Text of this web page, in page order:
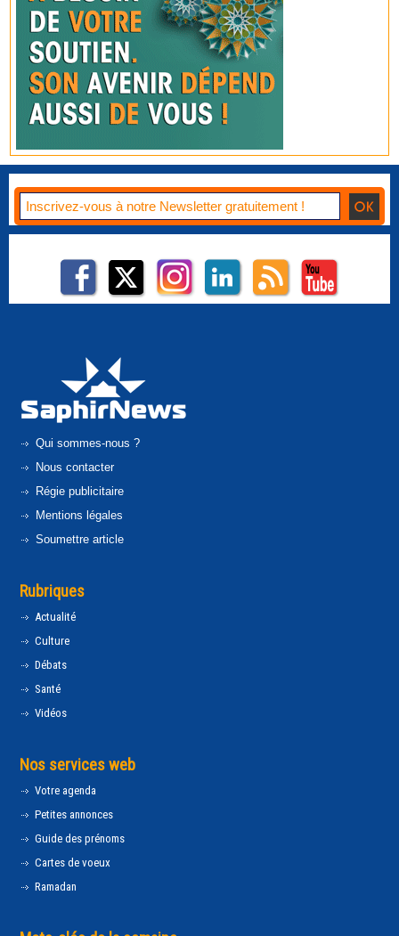
Qui sommes-nous ?
Nous contacter
Régie publicitaire
Mentions légales
Soumettre article
Rubriques
Actualité
Culture
Débats
Santé
Vidéos
Nos services web
Votre agenda
Petites annonces
Guide des prénoms
Cartes de voeux
Ramadan